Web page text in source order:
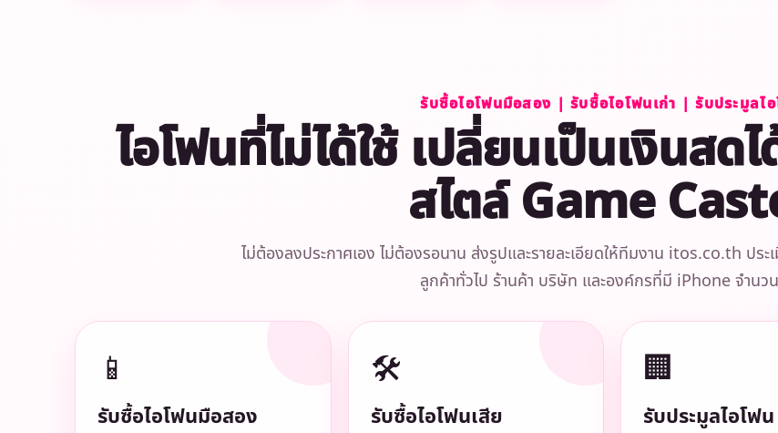
รับซื้อไอโฟนมือสอง | รับซื้อไอโฟนเก่า | รับประมูลไ
ไอโฟนที่ไม่ได้ใช้ เปลี่ยนเป็นเงินส
สไตล์ Game
ไม่ต้องลงประกาศเอง ไม่ต้องรอนาน ส่งรูปและรายละเอียดให้ทีมงาน itos.co.th ประ
ลูกค้าทั่วไป ร้านค้า บริษัท และองค์กรที่มี iPhone จำนว
📱
รับซื้อไอโฟนมือสอง
🛠️
รับซื้อไอโฟนเสีย
🏢
รับประมูลไอโฟน